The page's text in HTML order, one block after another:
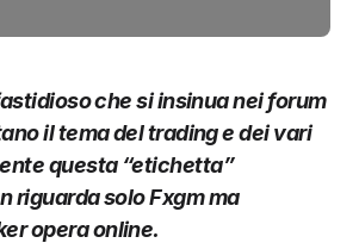
che si insinua nei forum
il tema del trading e dei vari
questa “etichetta”
riguarda solo Fxgm ma
opera online.